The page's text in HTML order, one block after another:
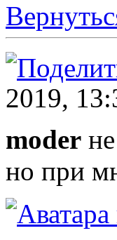
2019,
moder
но при